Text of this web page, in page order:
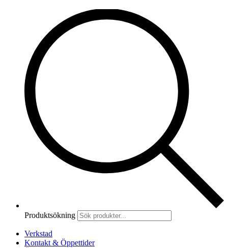
Produktsökning
Verkstad
Kontakt & Öppettider